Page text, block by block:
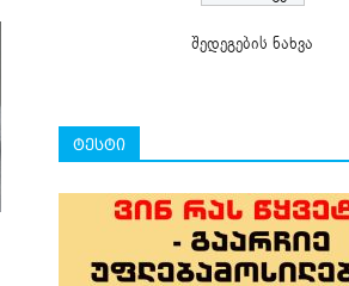
შედეგების ნახვა
ტესტი